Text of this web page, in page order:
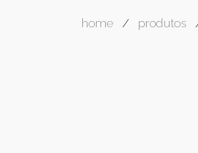
home produtos